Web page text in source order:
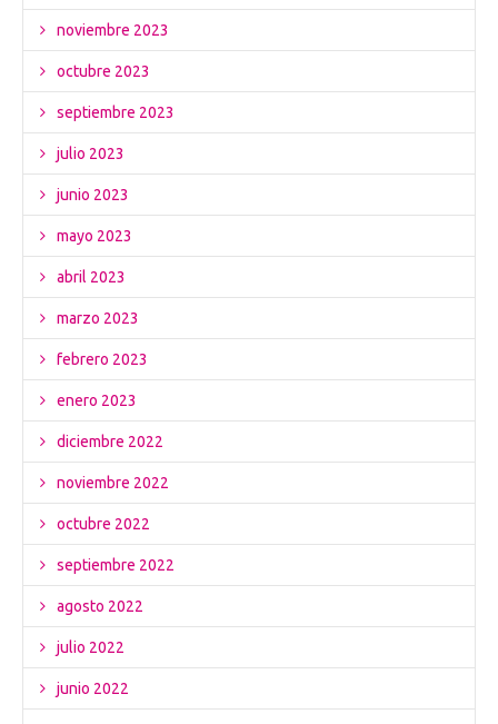
noviembre 2023
octubre 2023
septiembre 2023
julio 2023
junio 2023
mayo 2023
abril 2023
marzo 2023
febrero 2023
enero 2023
diciembre 2022
noviembre 2022
octubre 2022
septiembre 2022
agosto 2022
julio 2022
junio 2022